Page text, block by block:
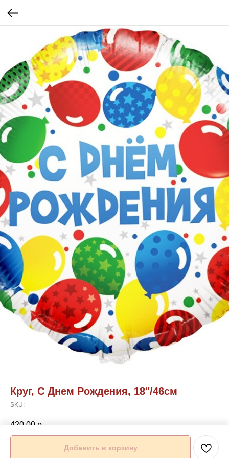
Круг, С Днем Рождения, 18"/46см
SKU:
420,00 р.
Добавить в корзину